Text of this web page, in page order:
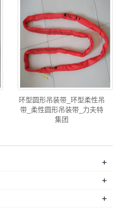
环型圆形吊装带_环型柔性吊
带_柔性圆形吊装带_力夫特
集团
+
+
+